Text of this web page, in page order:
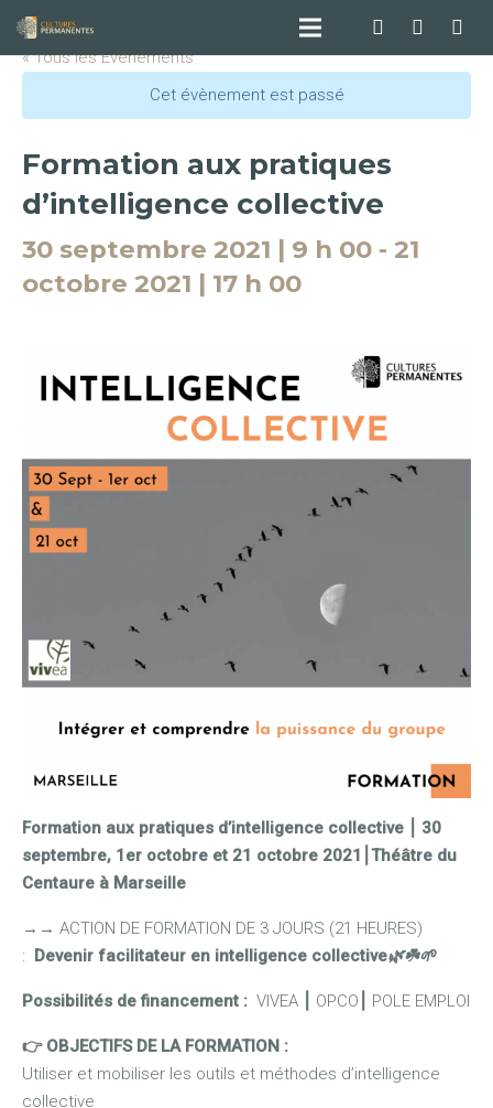
« Tous les Évènements
Cet évènement est passé
Formation aux pratiques
d’intelligence collective
30 septembre 2021 | 9 h 00 - 21
octobre 2021 | 17 h 00
Formation aux pratiques d’intelligence collective ⎮ 30
septembre, 1er octobre et 21 octobre 2021⎮Théâtre du
Centaure à Marseille
→ → ACTION DE FORMATION DE 3 JOURS (21 HEURES)
: Devenir facilitateur en intelligence collective🌿☘️🌱
Possibilités de financement : VIVEA OPCO POLE EMPLOI
👉 OBJECTIFS DE LA FORMATION :
Utiliser et mobiliser les outils et méthodes d’intelligence
collective